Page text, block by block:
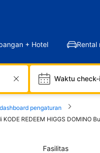
+ Hotel Rental
Waktu
dashboard pengaturan
REDEEM HIGGS DOMINO
Fasilitas